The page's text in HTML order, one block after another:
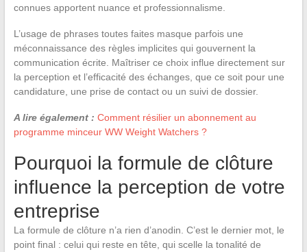
connues apportent nuance et professionnalisme.
L’usage de phrases toutes faites masque parfois une
méconnaissance des règles implicites qui gouvernent la
communication écrite. Maîtriser ce choix influe directement sur
la perception et l’efficacité des échanges, que ce soit pour une
candidature, une prise de contact ou un suivi de dossier.
A lire également : Comment résilier un abonnement au
programme minceur WW Weight Watchers ?
Pourquoi la formule de clôture
influence la perception de votre
entreprise
La formule de clôture n’a rien d’anodin. C’est le dernier mot, le
point final : celui qui reste en tête, qui scelle la tonalité de